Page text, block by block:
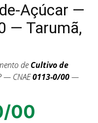
Açúcar —
— Tarumã,
de Cultivo de
— CNAE0113-0/00—
00